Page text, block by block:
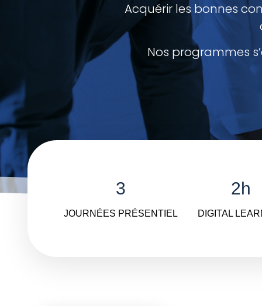
Acquérir les bonnes
Nos programmes
3
JOURNÉES PRÉSENTIEL
2h
DIGITAL